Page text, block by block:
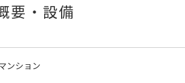
要・設備
ンション